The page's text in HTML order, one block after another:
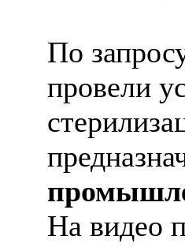
По
провели
На видео